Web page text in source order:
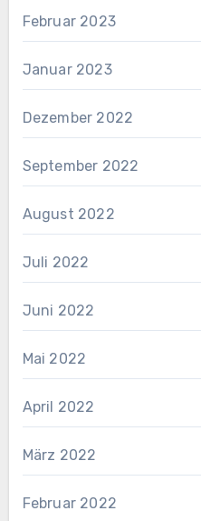
Februar 2023
Januar 2023
Dezember 2022
September 2022
August 2022
Juli 2022
Juni 2022
Mai 2022
April 2022
März 2022
Februar 2022